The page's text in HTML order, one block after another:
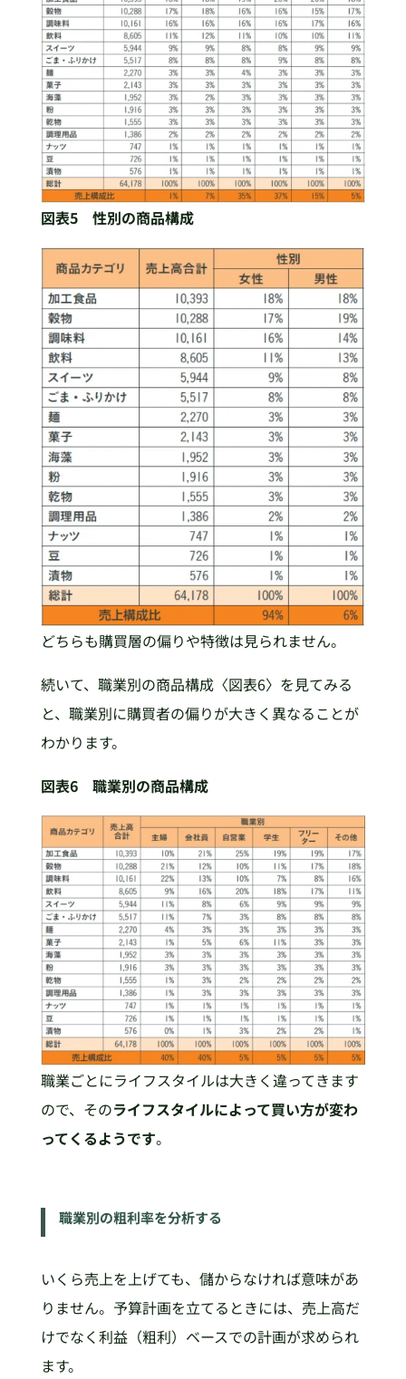
図表5 性別の商品構成
どちらも購買層の偏りや特徴は見られません。
続いて、職業別の商品構成〈図表6〉を見てみる
と、職業別に購買者の偏りが大きく異なることが
わかります。
図表6 職業別の商品構成
職業ごとにライフスタイルは大きく違ってきます
ので、そのライフスタイルによって買い方が変わ
ってくるようです。
職業別の粗利率を分析する
いくら売上を上げても、儲からなければ意味があ
りません。予算計画を立てるときには、売上高だ
けでなく利益（粗利）ベースでの計画が求められ
ます。